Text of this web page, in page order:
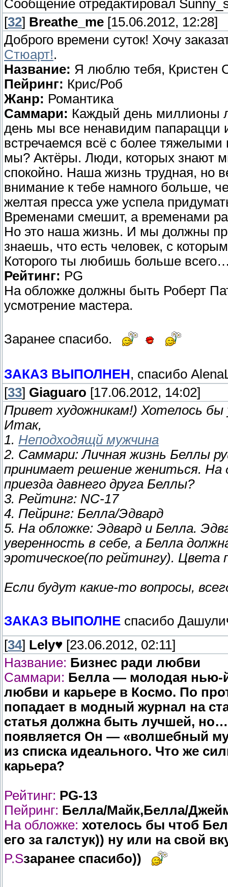
Сообщение отредактировал
[32] Breathe_me [15.06.2012, 12:28]
Доброго времени суток! Хочу
Стюарт!.
Название: Я люблю тебя, Кристен
Пейринг: Крис/Роб
Жанр: Романтика
Саммари: Каждый день миллионы
день мы все ненавидим
встречаемся всё с более
мы? Актёры. Люди, которых знают
спокойно. Наша жизнь трудная, но
внимание к тебе намного больше,
желтая пресса уже успела
Временами смешит, а временами
Но это наша жизнь. И мы должны
знаешь, что есть человек, с
Которого ты любишь больше
Рейтинг: PG
На обложке должны быть Роберт
усмотрение мастера.
Заранее спасибо.
ЗАКАЗ ВЫПОЛНЕН, спасибо
[33] Giaguaro [17.06.2012, 14:02]
Привет художникам!) Хотелось бы
Итак,
1. Неподходящй мужчина
2. Саммари: Личная жизнь Беллы
принимает решение жениться. На
приезда давнего друга Беллы?
3. Рейтинг: NC-17
4. Пейринг: Белла/Эдвард
5. На обложке: Эдвард и Белла.
уверенность в себе, а Белла
эротическое(по рейтингу). Цвета
Если будут какие-то вопросы,
ЗАКАЗ ВЫПОЛНЕ спасибо
[34] Lely♥ [23.06.2012, 02:11]
Название: Бизнес ради любви
Саммари: Белла — молодая нью-
любви и карьере в Космо. По
попадает в модный журнал на
статья должна быть лучшей,
появляется Он — «волшебный
из списка идеального. Что же
карьера?
Рейтинг: PG-13
Пейринг: Белла/Майк,Белла/
На обложке: хотелось бы чтоб
его за галстук)) ну или на свой
P.Sзаранее спасибо))